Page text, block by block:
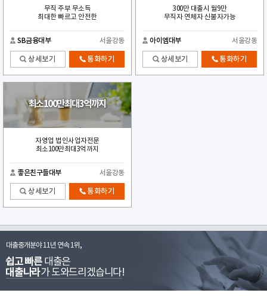
무직 주부 무소득
최대한 빠르고 안전한
SB금융대부 서울강동
상세보기 통화하기
300만 대출시 월9만
무직자 연체자 신불자가능
아이엠대부 서울강동
상세보기 통화하기
최소100만최대3억까지
자영업 법인사업자전문
최소100만최대3억까지
좋은친구들대부 서울강동
상세보기 통화하기
대출중개분야 11년 연속 1위,
쉽고 빠른 대출은
대출나라가 도와드리겠습니다!